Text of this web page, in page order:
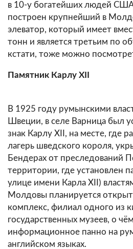
в 10-у богатейших людей
построен крупнейший в
элеватор, который имеет
тонн и является третьим по
кстати, тоже можно
Памятник Карлу XII
В 1925 году румынскими
Швеции, в селе Варница был
знак Карлу XII, на месте, где
лагерь шведского короля,
Бендерах от преследований
территории, где установлен
улице имени Карла XII)
Молдовы планируется
комплекс, филиал одного из
государственных музеев, о
информационное панно на
английском языках.